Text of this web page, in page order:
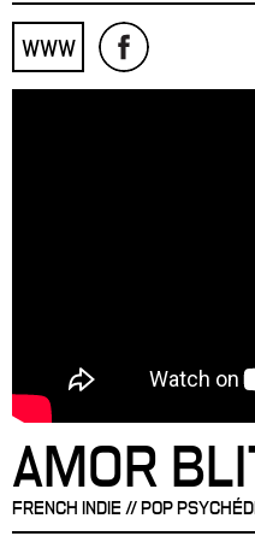
WWW
AMOR
FRENCH INDIE // POP